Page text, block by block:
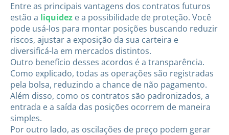
Entre as principais vantagens dos contratos futuros
estão a liquidez e a possibilidade de proteção. Você
pode usá-los para montar posições buscando reduzir
riscos, ajustar a exposição da sua carteira e
diversificá-la em mercados distintos.
Outro benefício desses acordos é a transparência.
Como explicado, todas as operações são registradas
pela bolsa, reduzindo a chance de não pagamento.
Além disso, como os contratos são padronizados, a
entrada e a saída das posições ocorrem de maneira
simples.
Por outro lado, as oscilações de preço podem gerar